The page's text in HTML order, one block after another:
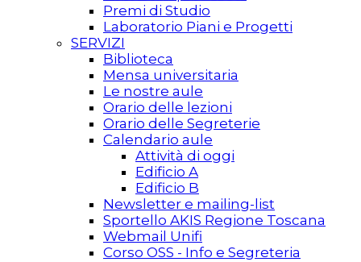
Premi di Studio
Laboratorio Piani e Progetti
SERVIZI
Biblioteca
Mensa universitaria
Le nostre aule
Orario delle lezioni
Orario delle Segreterie
Calendario aule
Attività di oggi
Edificio A
Edificio B
Newsletter e mailing-list
Sportello AKIS Regione Toscana
Webmail Unifi
Corso OSS - Info e Segreteria